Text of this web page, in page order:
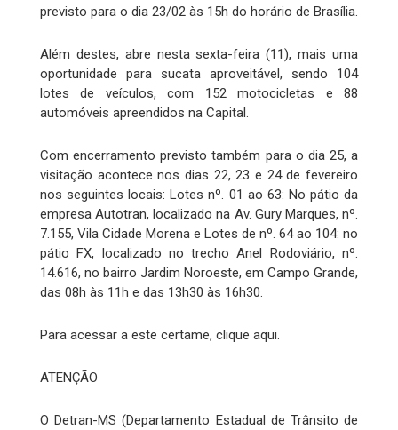
previsto para o dia 23/02 às 15h do horário de Brasília.
Além destes, abre nesta sexta-feira (11), mais uma
oportunidade para sucata aproveitável, sendo 104
lotes de veículos, com 152 motocicletas e 88
automóveis apreendidos na Capital.
Com encerramento previsto também para o dia 25, a
visitação acontece nos dias 22, 23 e 24 de fevereiro
nos seguintes locais: Lotes nº. 01 ao 63: No pátio da
empresa Autotran, localizado na Av. Gury Marques, nº.
7.155, Vila Cidade Morena e Lotes de nº. 64 ao 104: no
pátio FX, localizado no trecho Anel Rodoviário, nº.
14.616, no bairro Jardim Noroeste, em Campo Grande,
das 08h às 11h e das 13h30 às 16h30.
Para acessar a este certame, clique aqui.
ATENÇÃO
O Detran-MS (Departamento Estadual de Trânsito de